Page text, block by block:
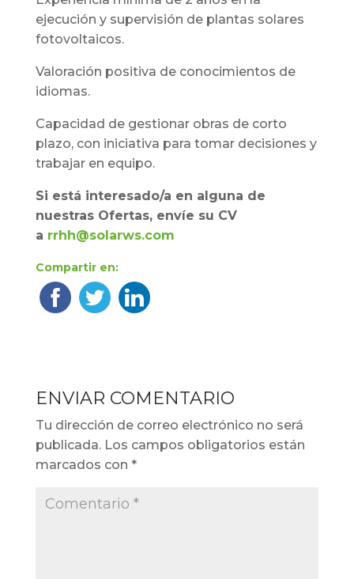
ejecución y supervisión de plantas solares
fotovoltaicos.
Valoración positiva de conocimientos de
idiomas.
Capacidad de gestionar obras de corto
plazo, con iniciativa para tomar decisiones y
trabajar en equipo.
Si está interesado/a en alguna de
nuestras Ofertas, envíe su CV
a rrhh@solarws.com
Compartir en:
ENVIAR COMENTARIO
Tu dirección de correo electrónico no será
publicada. Los campos obligatorios están
marcados con *